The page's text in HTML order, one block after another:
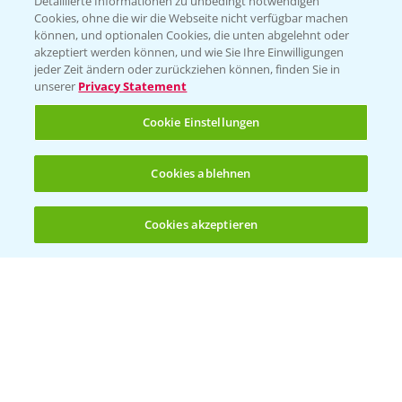
(noch 4)
Folgen Sie uns
Allgemeine Nutzungsbedingungen
Datenschutzerklärung
Impressum
Gebrauchshinweise
Cookies, ohne die wir die Webseite nicht verfügbar machen
können, und optionalen Cookies, die unten abgelehnt oder
akzeptiert werden können, und wie Sie Ihre Einwilligungen
jeder Zeit ändern oder zurückziehen können, finden Sie in
unserer Privacy Statement
Cookie Einstellungen
Cookies ablehnen
Cookies akzeptieren